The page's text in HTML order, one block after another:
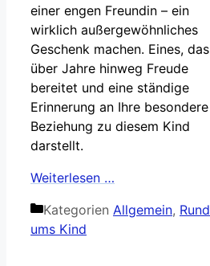
einer engen Freundin – ein
wirklich außergewöhnliches
Geschenk machen. Eines, das
über Jahre hinweg Freude
bereitet und eine ständige
Erinnerung an Ihre besondere
Beziehung zu diesem Kind
darstellt.
Weiterlesen …
Kategorien Allgemein, Rund
ums Kind